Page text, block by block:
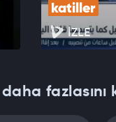
katiller
İZLE
fazlasını